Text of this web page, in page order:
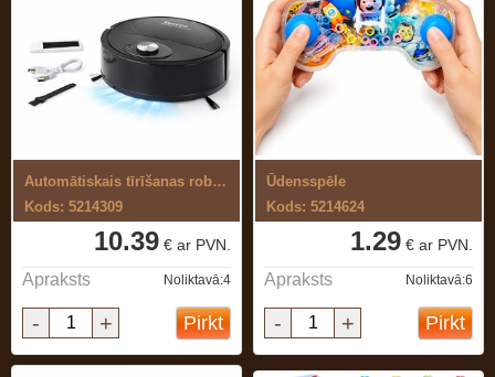
Automātiskais tīrīšanas robots – ...
Kods: 5214309
10.39 € ar PVN.
Apraksts Noliktavā:4
- + Pirkt
Ūdensspēle
Kods: 5214624
1.29 € ar PVN.
Apraksts Noliktavā:6
- + Pirkt